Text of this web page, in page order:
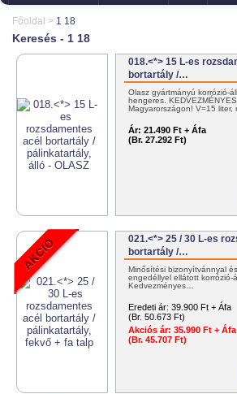
Főoldal > 1 18
Keresés - 1 18
018.<*> 15 L-es
bortartály /…
Olasz gyártmányú korrózió-
hengeres.
Magyarországon! V=15
Ár: 21.490 Ft + Áfa
(Br. 27.292 Ft)
021.<*> 25 / 30 L-es
bortartály /…
Minősítési bizonyítvánnyal
engedéllyel ellátott korrózió-
Kedvezményes…
Eredeti ár: 39.900 Ft + Áfa
(Br. 50.673 Ft)
Akciós ár: 35.990 Ft + Áfa
(Br. 45.707 Ft)